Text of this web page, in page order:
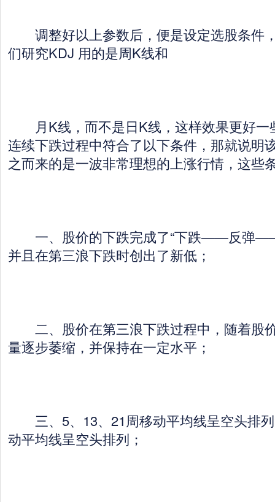
调整好以上参数后，便是设定选股条件
们研究KDJ 用的是周K线和
月K线，而不是日K线，这样效果更好一
连续下跌过程中符合了以下条件，那就说明
之而来的是一波非常理想的上涨行情，这些
一、股价的下跌完成了“下跌——反弹——
并且在第三浪下跌时创出了新低；
二、股价在第三浪下跌过程中，随着股
量逐步萎缩，并保持在一定水平；
三、5、13、21周移动平均线呈空头排列
动平均线呈空头排列；